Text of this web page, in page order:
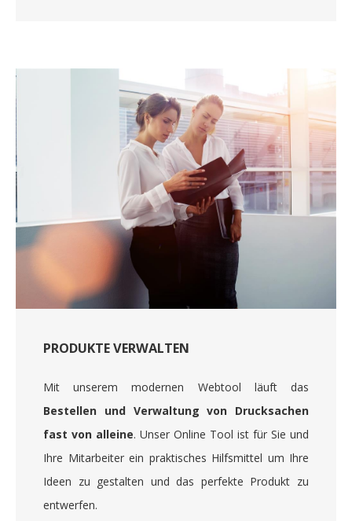
PRODUKTE VERWALTEN
Mit unserem modernen Webtool läuft das
Bestellen und Verwaltung von Drucksachen
fast von alleine. Unser Online Tool ist für Sie und
Ihre Mitarbeiter ein praktisches Hilfsmittel um Ihre
Ideen zu gestalten und das perfekte Produkt zu
entwerfen.